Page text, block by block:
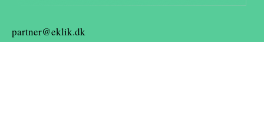
partner@eklik.dk